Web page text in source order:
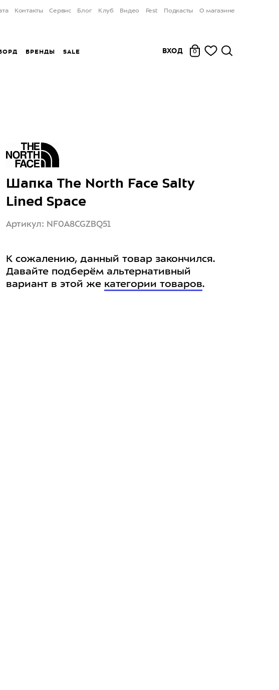
Контакты Сервис Блог Клуб Видео Fest Подкасты О магазине
БРЕНДЫ SALE ВХОД 0
Шапка The North Face Salty
Lined Space
Артикул: NF0A8CGZBQ51
К сожалению, данный товар закончился.
Давайте подберём альтернативный
вариант в этой же категории товаров.